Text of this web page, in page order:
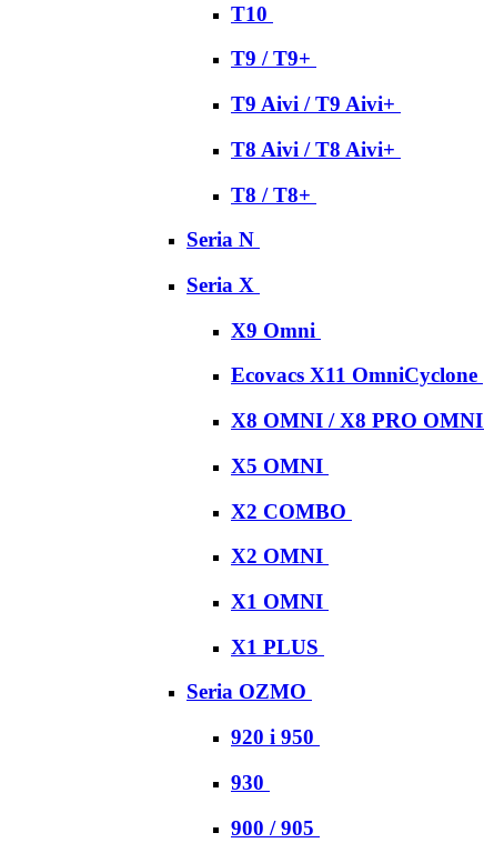
T10
T9 / T9+
T9 Aivi / T9 Aivi+
T8 Aivi / T8 Aivi+
T8 / T8+
Seria N
Seria X
X9 Omni
Ecovacs X11 OmniCyclone
X8 OMNI / X8 PRO OMNI
X5 OMNI
X2 COMBO
X2 OMNI
X1 OMNI
X1 PLUS
Seria OZMO
920 i 950
930
900 / 905